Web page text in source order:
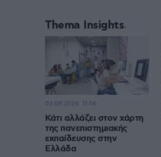
Thema Insights
Κάτι αλλάζει στον χάρτη
της πανεπιστημιακής
εκπαίδευσης στην
Ελλάδα
03.08.2026, 11:06